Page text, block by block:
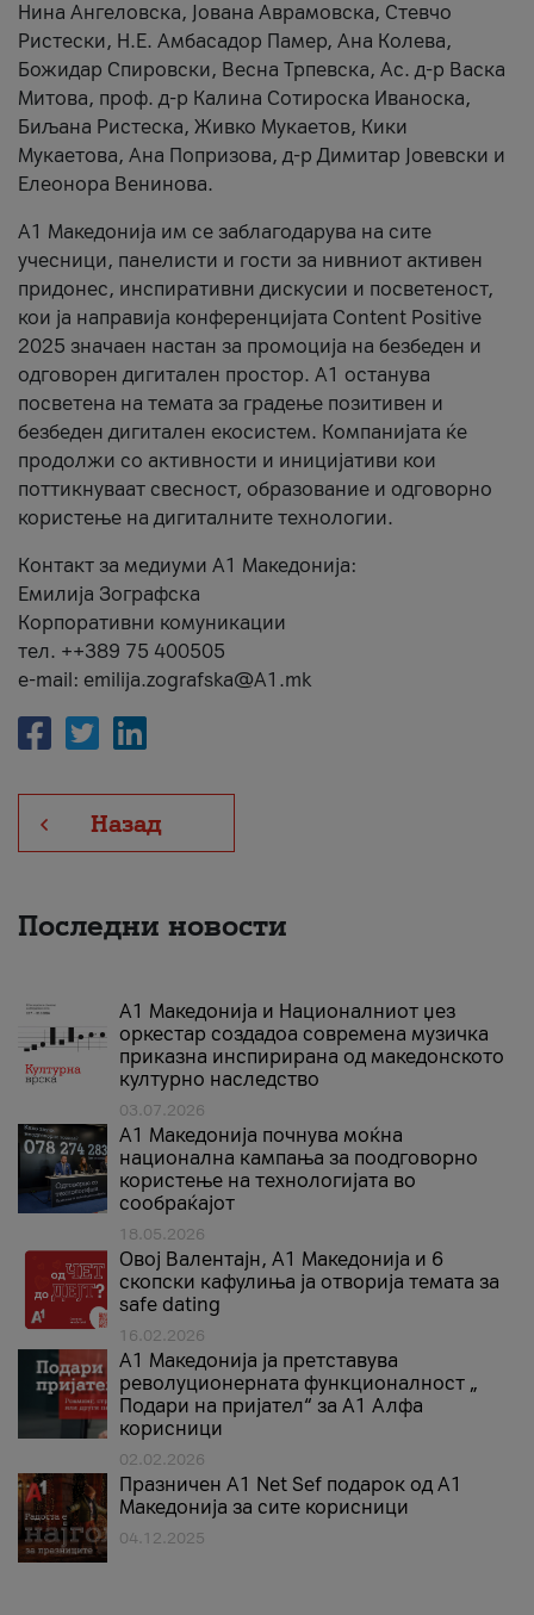
Нина Ангеловска, Јована Аврамовска, Стевчо
Ристески, Н.Е. Амбасадор Памер, Ана Колева,
Божидар Спировски, Весна Трпевска, Ас. д-р Васка
Митова, проф. д-р Калина Сотироска Иваноска,
Биљана Ристеска, Живко Мукаетов, Кики
Мукаетова, Ана Попризова, д-р Димитар Јовевски и
Елеонора Венинова.
А1 Македонија им се заблагодарува на сите
учесници, панелисти и гости за нивниот активен
придонес, инспиративни дискусии и посветеност,
кои ја направија конференцијата Content Positive
2025 значаен настан за промоција на безбеден и
одговорен дигитален простор. А1 останува
посветена на темата за градење позитивен и
безбеден дигитален екосистем. Компанијата ќе
продолжи со активности и иницијативи кои
поттикнуваат свесност, образование и одговорно
користење на дигиталните технологии.
Контакт за медиуми А1 Македонија:
Емилија Зографска
Корпоративни комуникации
тел. ++389 75 400505
e-mail: emilija.zografska@A1.mk
Назад
Последни новости
А1 Македонија и Националниот џез
оркестар создадоа современа музичка
приказна инспирирана од македонското
културно наследство
03.07.2026
A1 Македонија почнува моќна
национална кампања за поодговорно
користење на технологијата во
сообраќајот
18.05.2026
Овој Валентајн, A1 Македонија и 6
скопски кафулиња ја отворија темата за
safe dating
16.02.2026
А1 Македонија ја претставува
револуционерната функционалност „
Подари на пријател“ за А1 Алфа
корисници
02.02.2026
Празничен A1 Net Sеf подарок од А1
Македонија за сите корисници
04.12.2025